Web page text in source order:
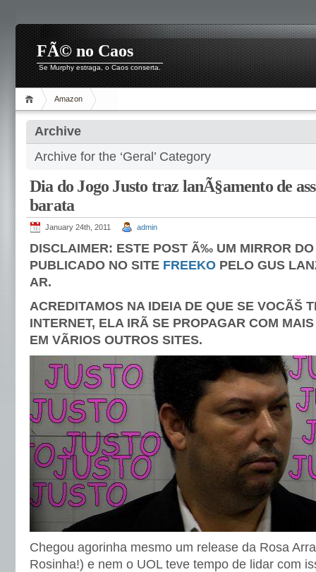
FÃ© no Caos
Se Murphy estraga, o Caos conserta.
Amazon
Archive
Archive for the ‘Geral’ Category
Dia do Jogo Justo traz lanÃ§amento de
barata
January 24th, 2011 admin
DISCLAIMER: ESTE POST Ã‰ UM MIRROR
PUBLICADO NO SITE FREEKO PELO GUS
AR.
ACREDITAMOS NA IDEIA DE QUE SE VOCÃŠ
INTERNET, ELA IRÃ SE PROPAGAR COM
EM VÃRIOS OUTROS SITES.
Chegou agorinha mesmo um release da Rosa
Rosinha!) e nem o UOL teve tempo de lidar com